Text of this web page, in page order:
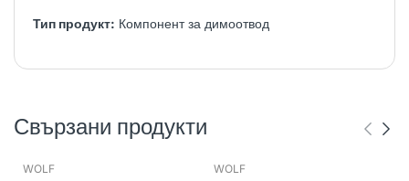
Тип продукт: Компонент за димоотвод
Свързани продукти
WOLF WOLF